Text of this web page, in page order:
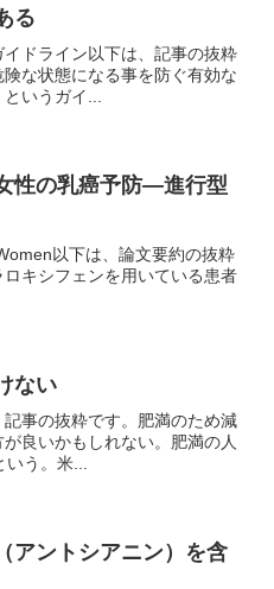
る
ドライン以下は、記事の抜粋
な状態になる事を防ぐ有効な
いうガイ...
性の乳癌予防―進行型
以下は、論文要約の抜粋
キシフェンを用いている患者
ない
事の抜粋です。肥満のため減
良いかもしれない。肥満の人
いう。米...
アントシアニン）を含